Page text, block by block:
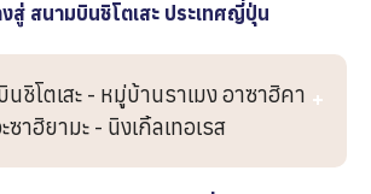
สู่ สนามบินชิโตเสะ ประเทศญี่ปุ่น
ชิโตเสะ - หมู่บ้านราเมง อาซาฮิคา
าฮิยามะ - นิงเกิ้ลเทอเรส